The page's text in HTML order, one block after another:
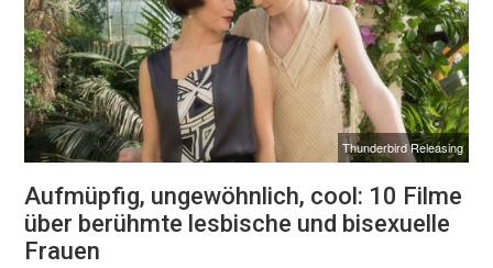
Thunderbird Releasing
Aufmüpfig, ungewöhnlich, cool: 10 Filme
über berühmte lesbische und bisexuelle
Frauen